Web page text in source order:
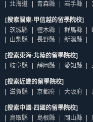
北海道
青森縣 岩手縣
[搜索關東·甲信越的留學院校]
茨城縣
櫪木縣 群馬縣
山梨縣
長野縣 新瀉縣
[搜索東海·北陸的留學院校]
岐阜縣
靜岡縣 愛知縣
[搜索近畿的留學院校]
滋賀縣
京都府 大阪府
[搜索中國·四國的留學院校]
鳥取縣
島根縣 岡山縣